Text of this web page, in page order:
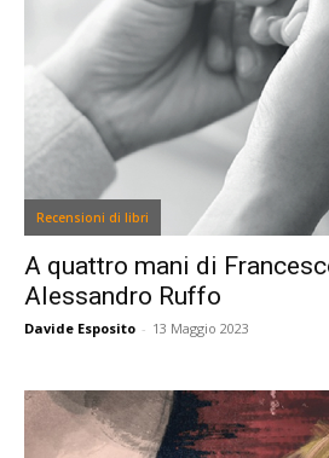
Recensioni di libri
A quattro mani di
Alessandro Ruffo
Davide Esposito - 13 Maggio 2023